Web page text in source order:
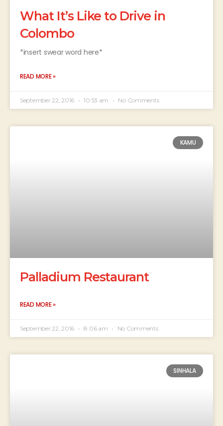
What It’s Like to Drive in
Colombo
*insert swear word here*
READ MORE »
September 22, 2016 10:53 am No Comments
KAMU
Palladium Restaurant
READ MORE »
September 22, 2016 8:06 am No Comments
SINHALA